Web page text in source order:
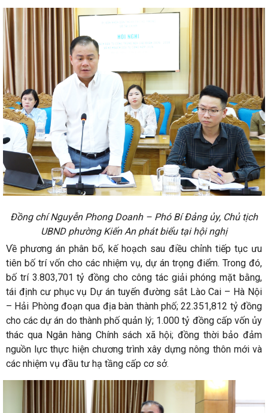
Đồng chí Nguyễn Phong Doanh – Phó Bí Đảng ủy, Chủ tịch
UBND phường Kiến An phát biểu tại hội nghị
Về phương án phân bổ, kế hoạch sau điều chỉnh tiếp tục ưu
tiên bố trí vốn cho các nhiệm vụ, dự án trọng điểm. Trong đó,
bố trí 3.803,701 tỷ đồng cho công tác giải phóng mặt bằng,
tái định cư phục vụ Dự án tuyến đường sắt Lào Cai – Hà Nội
– Hải Phòng đoạn qua địa bàn thành phố; 22.351,812 tỷ đồng
cho các dự án do thành phố quản lý; 1.000 tỷ đồng cấp vốn ủy
thác qua Ngân hàng Chính sách xã hội; đồng thời bảo đảm
nguồn lực thực hiện chương trình xây dựng nông thôn mới và
các nhiệm vụ đầu tư hạ tầng cấp cơ sở.